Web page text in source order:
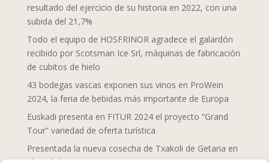
resultado del ejercicio de su historia en 2022, con una
subida del 21,7%
Todo el equipo de HOSFRINOR agradece el galardón
recibido por Scotsman Ice Srl, máquinas de fabricación
de cubitos de hielo
43 bodegas vascas exponen sus vinos en ProWein
2024, la feria de bebidas más importante de Europa
Euskadi presenta en FITUR 2024 el proyecto “Grand
Tour” variedad de oferta turística
Presentada la nueva cosecha de Txakoli de Getaria en